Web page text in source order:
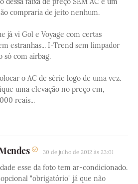
compraria de jeito nenhum.
já vi Gol e Voyage com certas
estranhas... I-Trend sem limpador
só com airbag.
o AC de série logo de uma vez.
uma elevação no preço em,
reais...
30 de julho de 2012 às 23:01
esse da foto tem ar-condicionado.
"obrigatório" já que não